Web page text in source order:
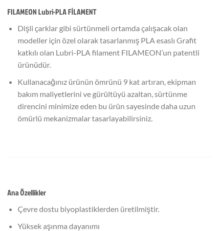
FILAMEON Lubri-PLA FİLAMENT
Dişli çarklar gibi sürtünmeli ortamda çalışacak olan
modeller için özel olarak tasarlanmış PLA esaslı Grafit
katkılı olan Lubri-PLA filament FILAMEON’un patentli
ürünüdür.
Kullanacağınız ürünün ömrünü 9 kat artıran, ekipman
bakım maliyetlerini ve gürültüyü azaltan, sürtünme
direncini minimize eden bu ürün sayesinde daha uzun
ömürlü mekanizmalar tasarlayabilirsiniz.
Ana Özellikler
Çevre dostu biyoplastiklerden üretilmiştir.
Yüksek aşınma dayanımı